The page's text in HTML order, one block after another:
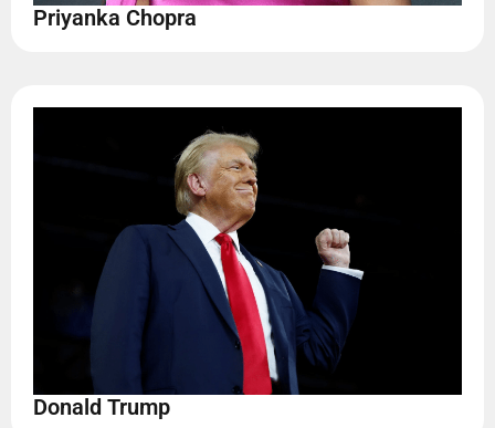
Priyanka Chopra
Donald Trump